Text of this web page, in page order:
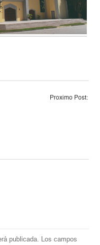
Proximo Post:
publicada. Los campos